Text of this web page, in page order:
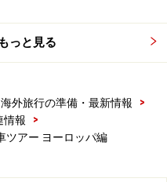
ロナの街並み - amp
Tour（大人 67ユーロ
っと見る
海外旅行の準備・最新情報
>
情報
>
ツアー ヨーロッパ編